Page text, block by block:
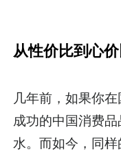
从性价比到心
几年前，如果你
成功的中国消费
水。而如今，同